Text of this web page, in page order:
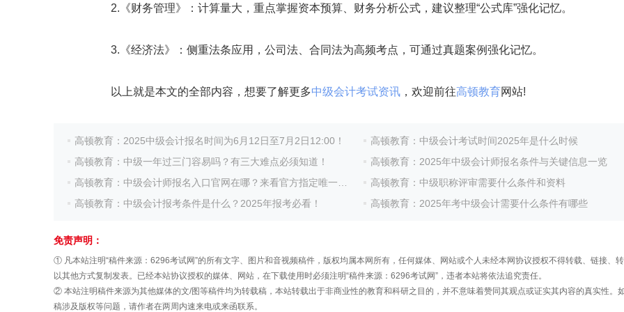
2.《财务管理》：计算量大，重点掌握资本预算、财务分析公式，建议整理“公式库”强化记忆。
3.《经济法》：侧重法条应用，公司法、合同法为高频考点，可通过真题案例强化记忆。
以上就是本文的全部内容，想要了解更多中级会计考试资讯 ，欢迎前往高顿教育网站!
高顿教育：2025中级会计报名时间为6月12日至7月2日12:00！
高顿教育：中级会计考试时间2025年是什么时候
高顿教育：中级一年过三门容易吗？有三大难点必须知道！
高顿教育：2025年中级会计师报名条件与关键信息一览
高顿教育：中级会计师报名入口官网在哪？来看官方指定唯一入口
高顿教育：中级职称评审需要什么条件和资料
高顿教育：中级会计报考条件是什么？2025年报考必看！
高顿教育：2025年考中级会计需要什么条件有哪些
免责声明：
① 凡本站注明“稿件来源：6296考试网”的所有文字、图片和音视频稿件，版权均属本网所有，任何媒体、网站或个人未经本网协议授权不得转载、链接、
以其他方式复制发表。已经本站协议授权的媒体、网站，在下载使用时必须注明“稿件来源：6296考试网”，违者本站将依法追究责任。
② 本站注明稿件来源为其他媒体的文/图等稿件均为转载稿，本站转载出于非商业性的教育和科研之目的，并不意味着赞同其观点或证实其内容的真实性。
稿涉及版权等问题，请作者在两周内速来电或来函联系。